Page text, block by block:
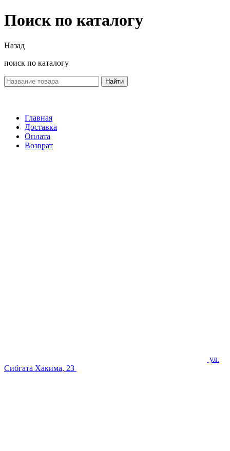
Поиск по каталогу
Назад
поиск по каталогу
Найти
Главная
Доставка
Оплата
Возврат
ул.
Сибгата Хакима, 23